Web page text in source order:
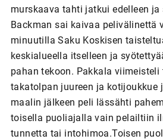
murskaava tahti jatkui edelleen ja
Backman sai kaivaa pelivälinettä
minuutilla Saku Koskisen
keskialueella itselleen ja
pahan tekoon. Pakkala
takatolpan juureen ja kotijoukkue
maalin jälkeen peli lässähti
toisella puoliajalla vain pelailtiin
tunnetta tai intohimoa.Toisen